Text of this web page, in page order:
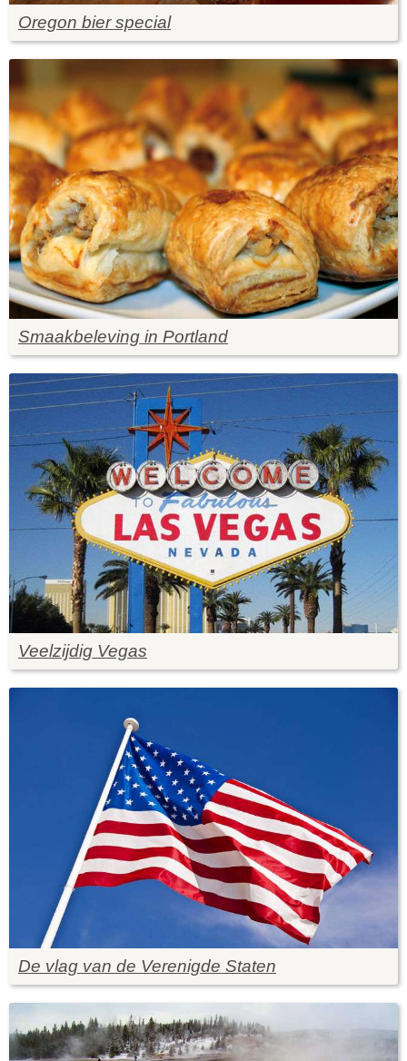
Oregon bier special
Smaakbeleving in Portland
Veelzijdig Vegas
De vlag van de Verenigde Staten